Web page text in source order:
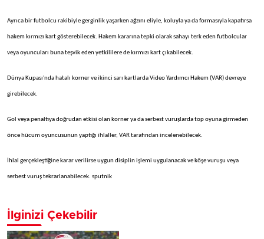
Ayrıca bir futbolcu rakibiyle gerginlik yaşarken ağzını eliyle, koluyla ya da formasıyla kapatırsa
hakem kırmızı kart gösterebilecek. Hakem kararına tepki olarak sahayı terk eden futbolcular
veya oyuncuları buna teşvik eden yetkililere de kırmızı kart çıkabilecek.
Dünya Kupası'nda hatalı korner ve ikinci sarı kartlarda Video Yardımcı Hakem (VAR) devreye
girebilecek.
Gol veya penaltıya doğrudan etkisi olan korner ya da serbest vuruşlarda top oyuna girmeden
önce hücum oyuncusunun yaptığı ihlaller, VAR tarafından incelenebilecek.
İhlal gerçekleştiğine karar verilirse uygun disiplin işlemi uygulanacak ve köşe vuruşu veya
serbest vuruş tekrarlanabilecek. sputnik
İlginizi Çekebilir